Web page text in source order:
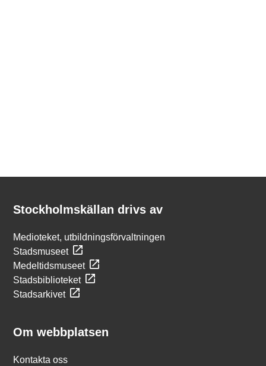
Stockholmskällan drivs av
Medioteket, utbildningsförvaltningen
Stadsmuseet
Medeltidsmuseet
Stadsbiblioteket
Stadsarkivet
Om webbplatsen
Kontakta oss